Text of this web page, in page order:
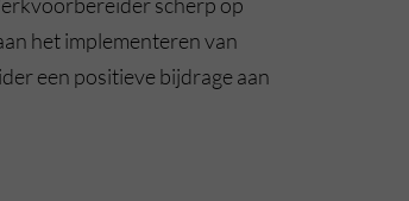
scherp op
het implementeren van
een positieve bijdrage aan